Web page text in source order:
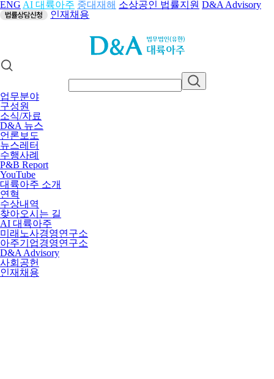
ENG AI 대륙아주 중대재해 소상공인 법률지원 D&A Advisory
인재채용
업무분야
구성원
소식/자료
D&A 뉴스
언론보도
뉴스레터
수행사례
P&B Report
YouTube
대륙아주 소개
연혁
수상내역
찾아오시는 길
AI 대륙아주
미래노사경영연구소
아주기업경영연구소
D&A Advisory
사회공헌
인재채용